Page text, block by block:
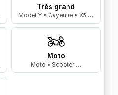
Très grand
Model Y • Cayenne • X5 …
Moto
Moto • Scooter …